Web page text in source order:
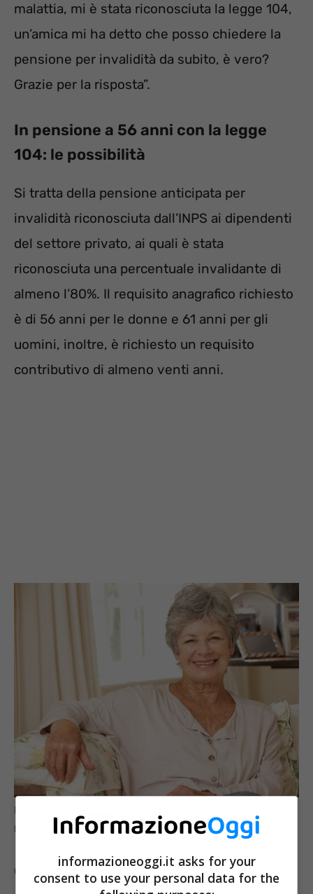
malattia, mi è stata riconosciuta la legge 104,
un’amica mi ha detto che posso chiedere la
pensione per invalidità da subito, è vero?
Grazie per la risposta”.
In pensione a 56 anni con la legge
104: le possibilità
Si tratta della pensione anticipata per
invalidità riconosciuta dall’INPS ai dipendenti
del settore privato, ai quali è stata
riconosciuta una percentuale invalidante di
almeno l’80%. Il requisito anagrafico richiesto
è di 56 anni per le donne e 61 anni per gli
uomini, inoltre, è richiesto un requisito
contributivo di almeno venti anni.
In pensione a 56 anni con la legge 104: le possibilità –
Informazioneoggi.it
Come sopra menzionato, questa misura
informazioneoggi.it asks for your
consent to use your personal data for the